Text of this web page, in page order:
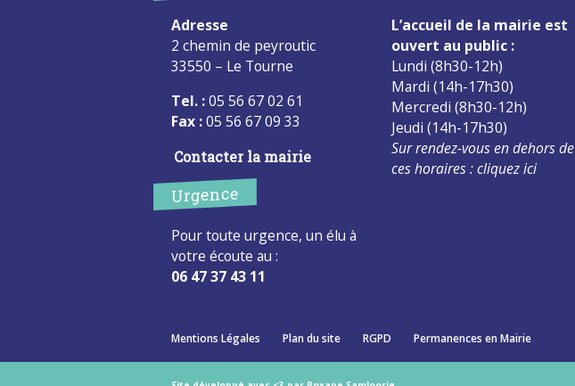
Adresse
2 chemin de peyroutic
33550 – Le Tourne
Tel. :05 56 67 02 61
Fax :05 56 67 09 33
Contacter la mairie
Urgence
Pour toute urgence, un élu à
votre écoute au :
06 47 37 43 11
L’accueil de la mairie est
ouvert au public :
Lundi (8h30-12h)
Mardi (14h-17h30)
Mercredi (8h30-12h)
Jeudi (14h-17h30)
Sur rendez-vous en dehors de
ces horaires :cliquez ici
Mentions Légales Plan du site RGPD Permanences en Mairie